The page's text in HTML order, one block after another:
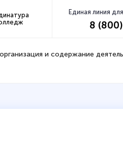
Единая линия
8
и содержание